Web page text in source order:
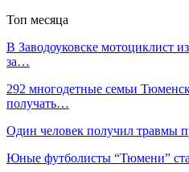
Топ месяца
В Заводоуковске мотоциклист
за…
292 многодетные семьи
получать…
Один человек получил травмы
Юные футболисты “Тюмени”